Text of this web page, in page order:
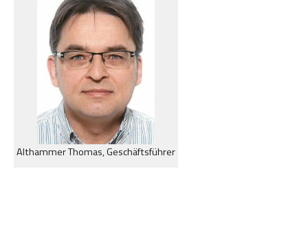
Althammer Thomas, Geschäftsführer